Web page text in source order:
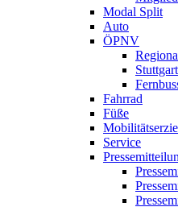
Modal Split
Auto
ÖPNV
Fahrrad
Füße
Service